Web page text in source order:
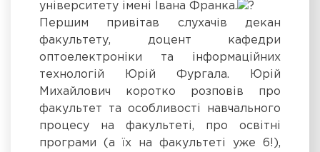
університету імені Івана Франка.
Першим привітав слухачів декан
факультету, доцент кафедри
оптоелектроніки та інформаційних
технологій Юрій Фургала. Юрій
Михайлович коротко розповів про
факультет та особливості навчального
процесу на факультеті, про освітні
програми (а їх на факультеті уже 6!),